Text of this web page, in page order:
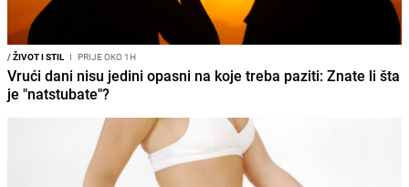
/ŽIVOT I STIL I PRIJE OKO 1H
Vrući dani nisu jedini opasni na koje treba paziti: Znate li šta
je "natstubate"?